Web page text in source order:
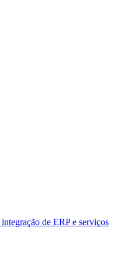
de ERP e serviços